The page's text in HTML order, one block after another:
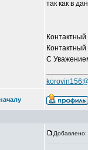
так как в
С